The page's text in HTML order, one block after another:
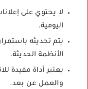
لا يحتوي على
اليومية.
يتم تحديثه
الأنظمة الحديثة.
يعتبر أداة مفيدة
والعمل عن بعد.